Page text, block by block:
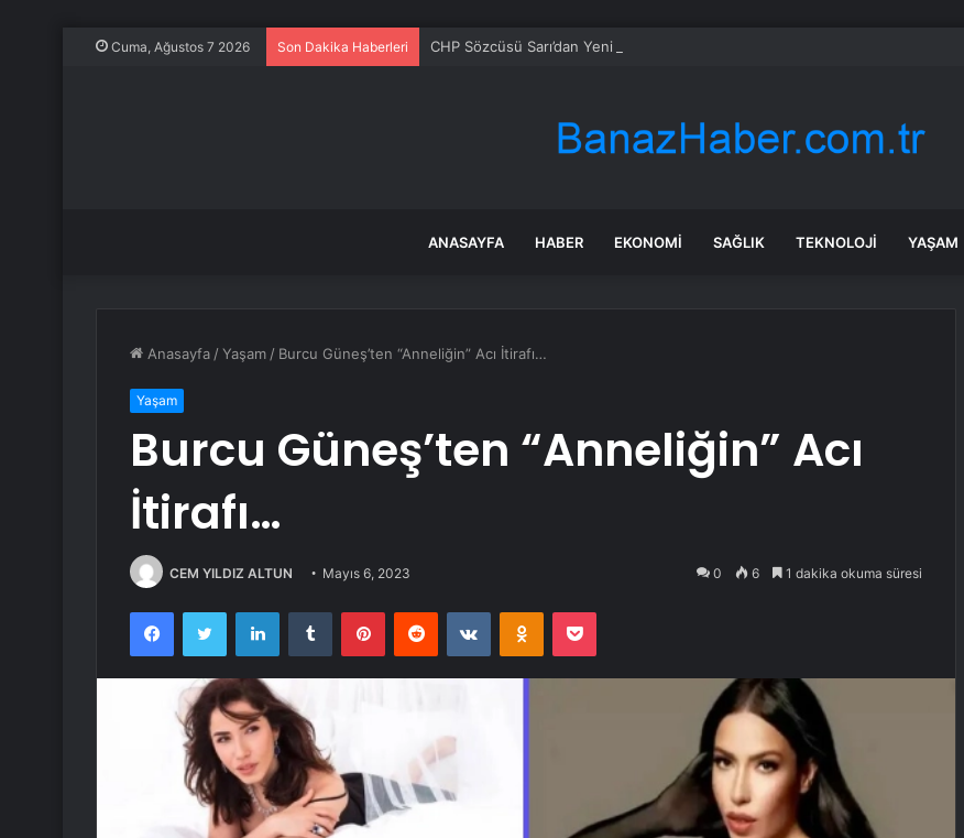
Cuma, Ağustos 7 2026 Son Dakika Haberleri CHP Sözcüsü Sarı’dan Yeni Parti Açıklamasına Tepki: Bu Arkadaşlarımız Koltukçu
ANASAYFA HABER EKONOMI SAĞLIK TEKNOLOJI YAŞAM
Anasayfa /Yaşam / Burcu Güneş’ten “Anneliğin” Acı İtirafı…
Yaşam
Burcu Güneş’ten “Anneliğin” Acı
İtirafı…
CEM YILDIZ ALTUN Mayıs 6, 2023 0 6 1 dakika okuma süresi
FacebookTwitter LinkedInTumblr PinterestReddit VKontakteOdnoklassniki
Pocket